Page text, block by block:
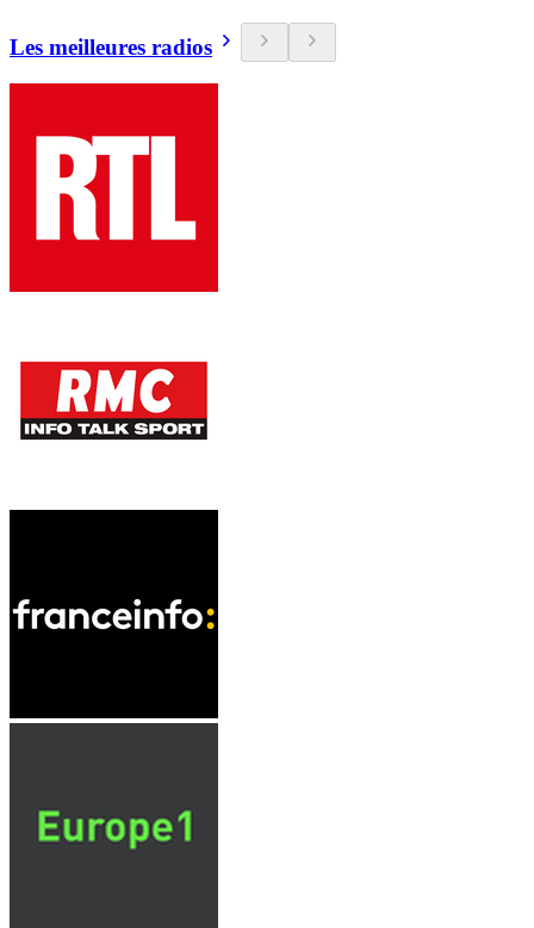
Les meilleures radios